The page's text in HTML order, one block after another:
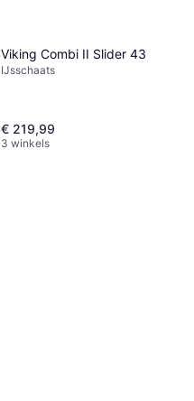
Viking Combi II Slider 43
IJsschaats
€ 219,99
3 winkels